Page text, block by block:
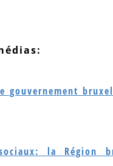
gouvernement
sociaux: la